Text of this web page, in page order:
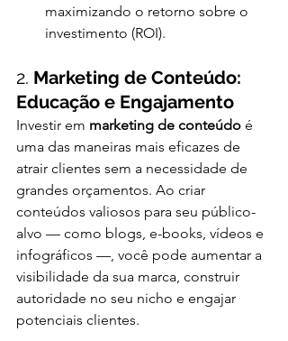
maximizando o retorno sobre o
investimento (ROI).
2. Marketing de Conteúdo:
Educação e Engajamento
Investir em marketing de conteúdo é
uma das maneiras mais eficazes de
atrair clientes sem a necessidade de
grandes orçamentos. Ao criar
conteúdos valiosos para seu público-
alvo — como blogs, e-books, vídeos e
infográficos —, você pode aumentar a
visibilidade da sua marca, construir
autoridade no seu nicho e engajar
potenciais clientes.